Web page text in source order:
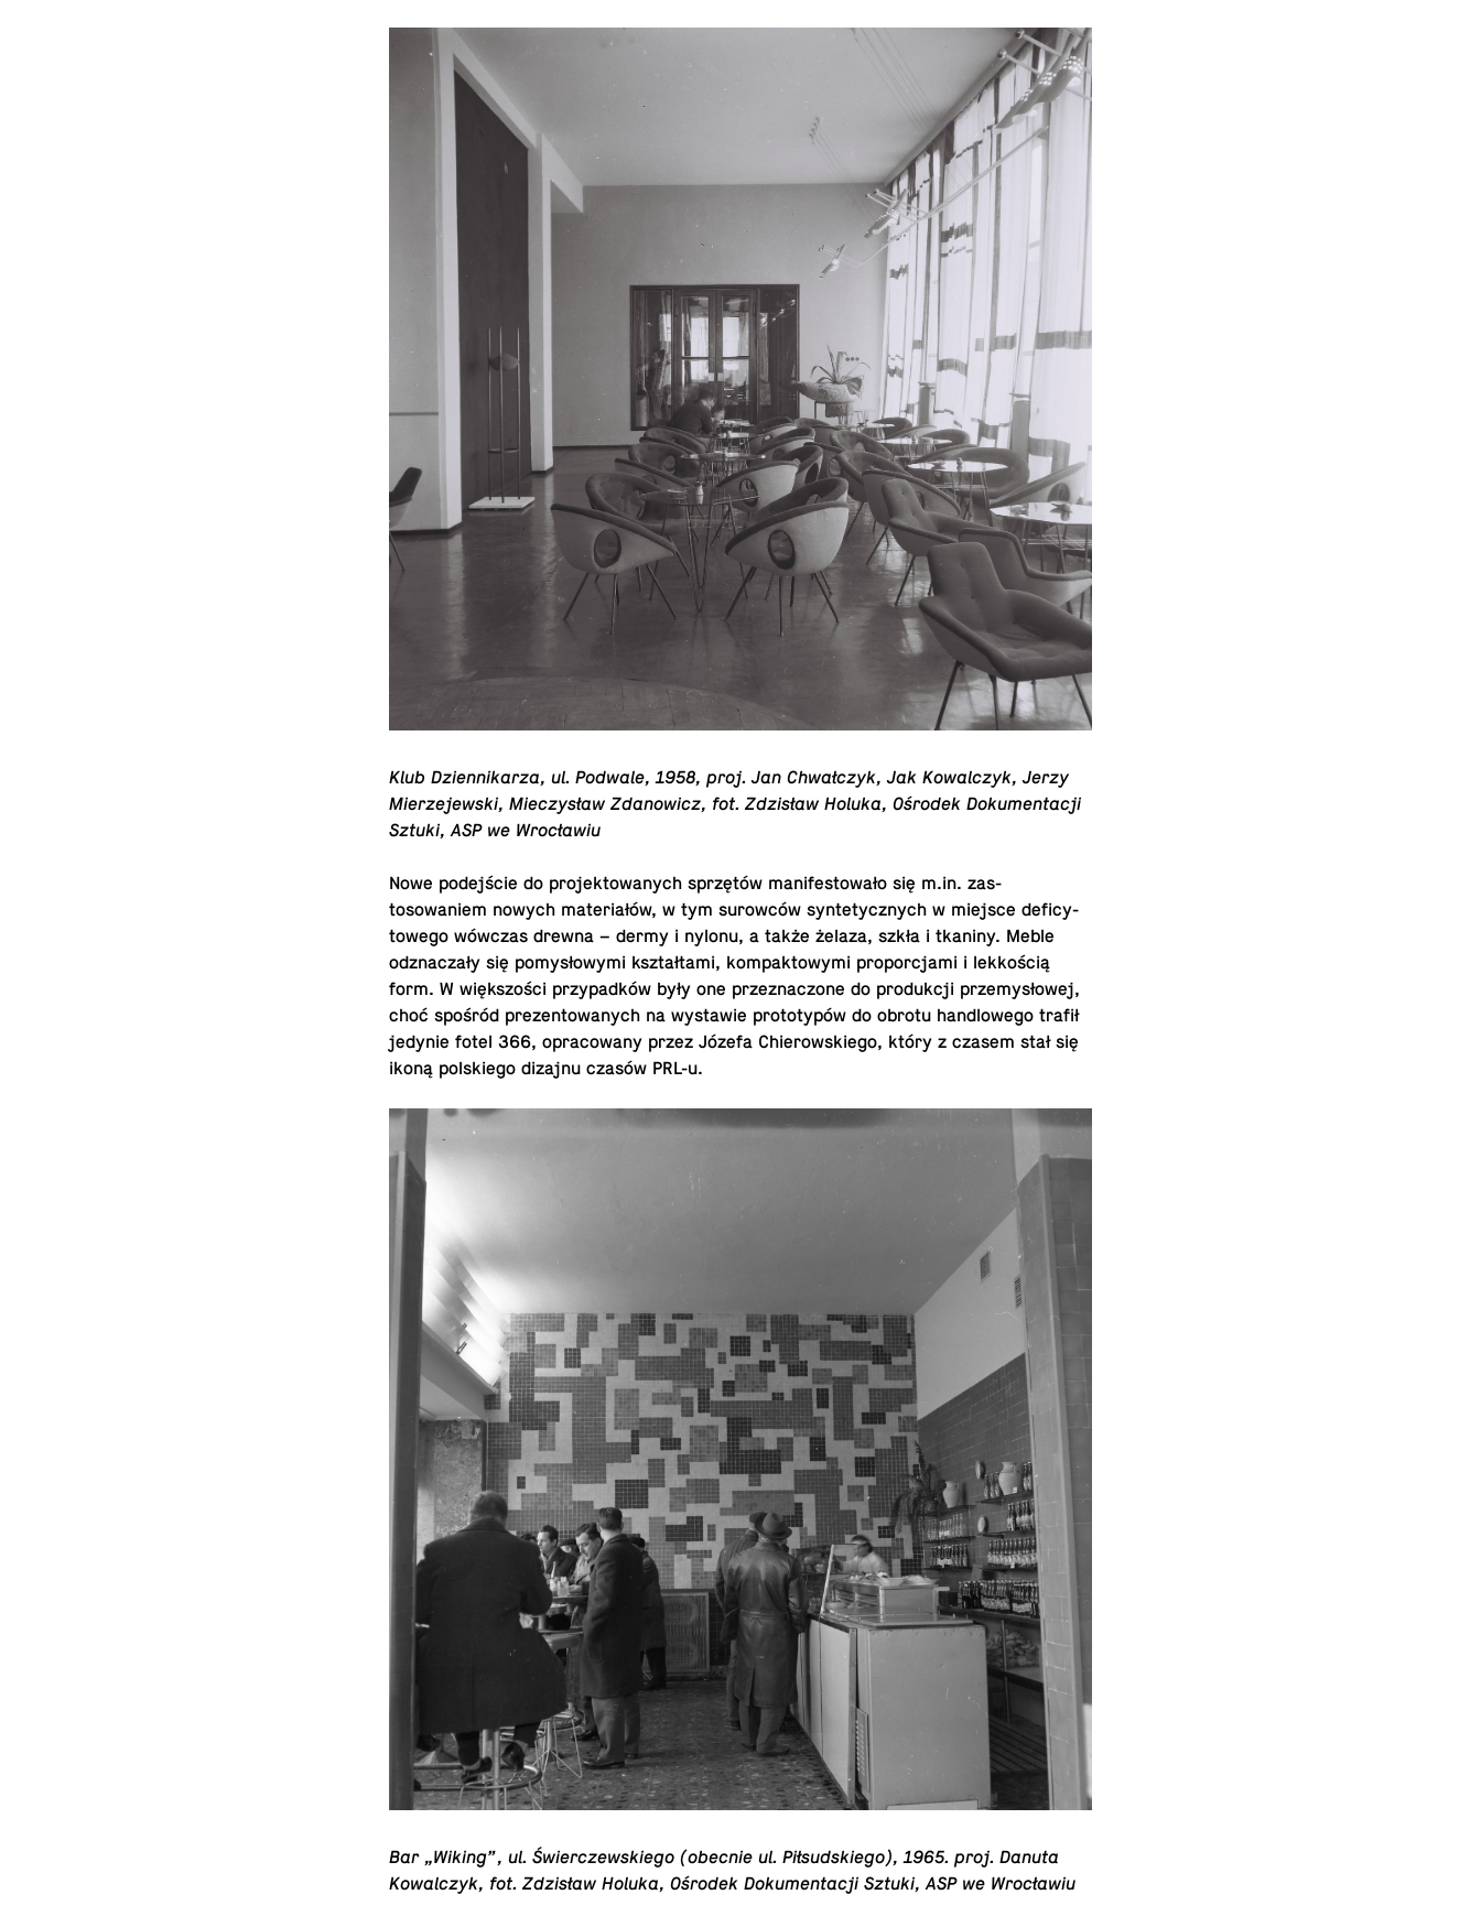
Klub Dzi­en­nikarza, ul. Podwale, 1958, proj. Jan Chwałczyk, Jak Kowal­czyk, Jerzy
Mierze­jew­ski, Mieczysław Zdanow­icz, fot. Zdzisław Holuka, Ośrodek Doku­men­tacji
Sztuki, ASP we Wrocławiu
Nowe podejście do pro­jek­towanych sprzętów man­i­festowało się m.​in. za­s­
tosowaniem nowych materiałów, w tym surowców syn­te­ty­cznych w miejsce defi­cy­
towego wówczas drewna – dermy i nylonu, a także żelaza, szkła i tkaniny. Meble
odz­naczały się pomysłowymi kształtami, kom­pak­towymi pro­por­c­jami i lekkością
form. W większości przy­padków były one przez­nac­zone do pro­dukcji przemysłowej,
choć spośród prezen­towanych na wys­tawie pro­to­typów do obrotu hand­lowego trafił
jedynie fotel 366, opra­cow­any przez Józefa Chierowskiego, który z czasem stał się
ikoną pol­skiego dizajnu czasów PRL-u.
Bar „Wiking”, ul. Świer­czewskiego (obecnie ul. Piłsud­skiego), 1965. proj. Danuta
Kowal­czyk, fot. Zdzisław Holuka, Ośrodek Doku­men­tacji Sztuki, ASP we Wrocławiu